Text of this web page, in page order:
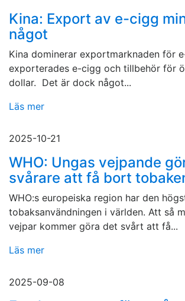
Kina: Export av e-cigg
något
Kina dominerar exportmarknaden för
exporterades e-cigg och tillbehör för
dollar. Det är dock något...
Läs mer
2025-10-21
WHO: Ungas vejpande
svårare att få bort
WHO:s europeiska region har den
tobaksanvändningen i världen. Att så
vejpar kommer göra det svårt att få...
Läs mer
2025-09-08